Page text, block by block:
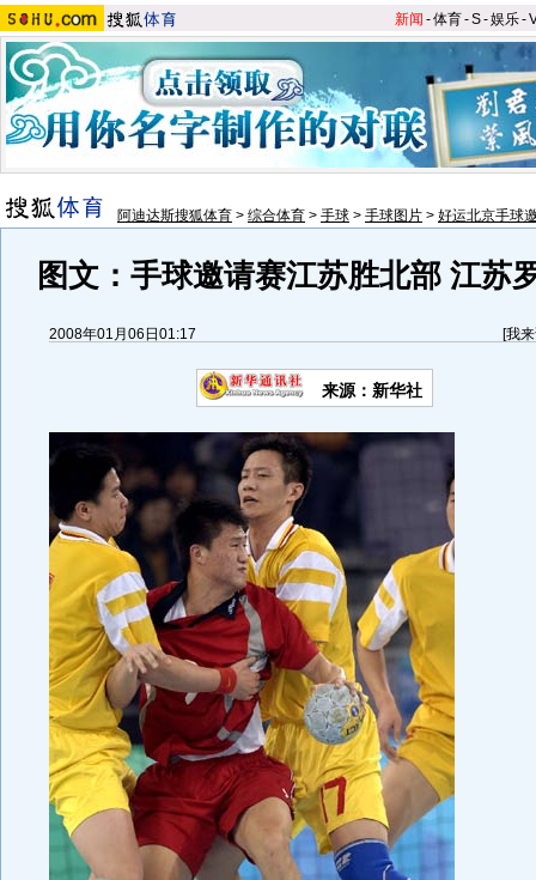
新闻 -体育-S-娱乐-
阿迪达斯搜狐体育 > 综合体育 > 手球 > 手球图片 > 好运北京手球
图文：手球邀请赛江苏胜北部 江苏
2008年01月06日01:17 [我
来源：新华社